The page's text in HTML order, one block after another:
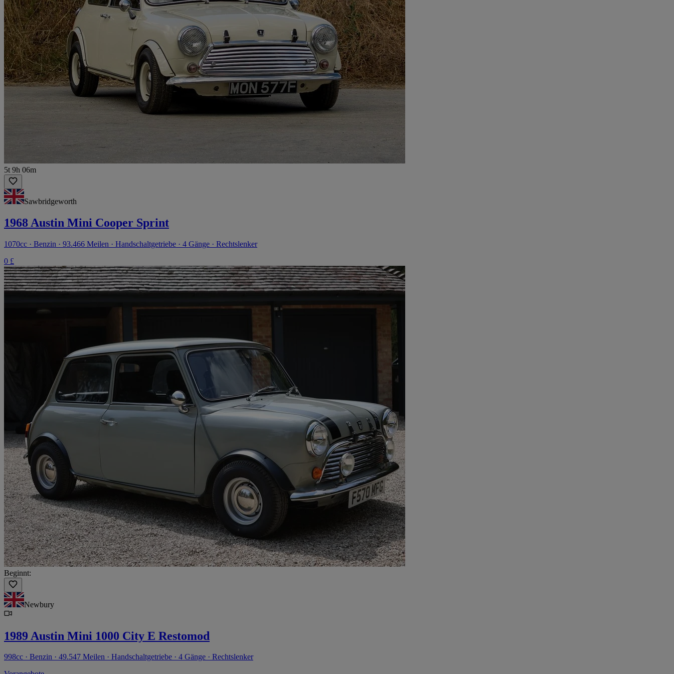
5t 9h 06m
Sawbridgeworth
1968 Austin Mini Cooper Sprint
1070cc · Benzin · 93.466 Meilen · Handschaltgetriebe · 4 Gänge · Rechtslenker
0 £
Beginnt:
Newbury
1989 Austin Mini 1000 City E Restomod
998cc · Benzin · 49.547 Meilen · Handschaltgetriebe · 4 Gänge · Rechtslenker